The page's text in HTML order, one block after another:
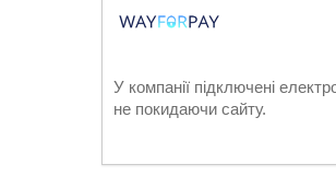
У компанії підключені
не покидаючи сайту.